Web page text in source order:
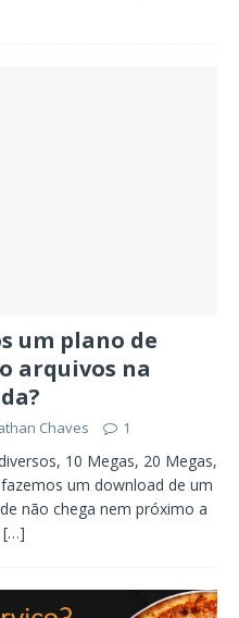
um plano de
arquivos na
Chaves 1
10 Megas, 20 Megas,
um download de um
não chega nem próximo a
[…]